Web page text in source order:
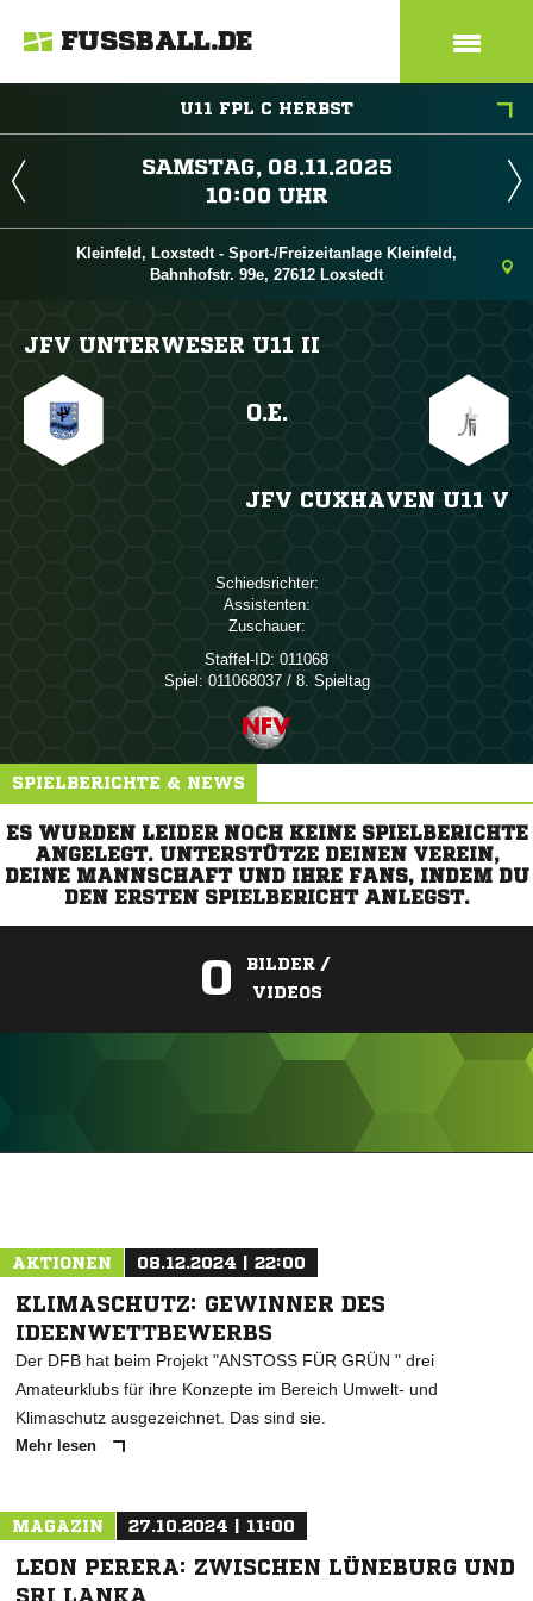
FUSSBALL.DE
U11 FPL C HERBST
 
 
Kleinfeld, Loxstedt - Sport-/Freizeitanlage Kleinfeld,
Bahnhofstr. 99e, 27612 Loxstedt
JFV UNTERWESER U11 II
O.E.
JFV CUXHAVEN U11 V
Schiedsrichter:
Assistenten:
Zuschauer:
Staffel-ID: 011068
Spiel: 011068037 / 8. Spieltag
SPIELBERICHTE & NEWS
ES WURDEN LEIDER NOCH KEINE SPIELBERICHTE
ANGELEGT. UNTERSTÜTZE DEINEN VEREIN,
DEINE MANNSCHAFT UND IHRE FANS, INDEM DU
DEN ERSTEN SPIELBERICHT ANLEGST.
0
BILDER /
VIDEOS
AKTIONEN 08.12.2024 | 22:00
KLIMASCHUTZ: GEWINNER DES
IDEENWETTBEWERBS
Der DFB hat beim Projekt "ANSTOSS FÜR GRÜN " drei
Amateurklubs für ihre Konzepte im Bereich Umwelt- und
Klimaschutz ausgezeichnet. Das sind sie.
Mehr lesen
MAGAZIN 27.10.2024 | 11:00
LEON PERERA: ZWISCHEN LÜNEBURG UND
SRI LANKA